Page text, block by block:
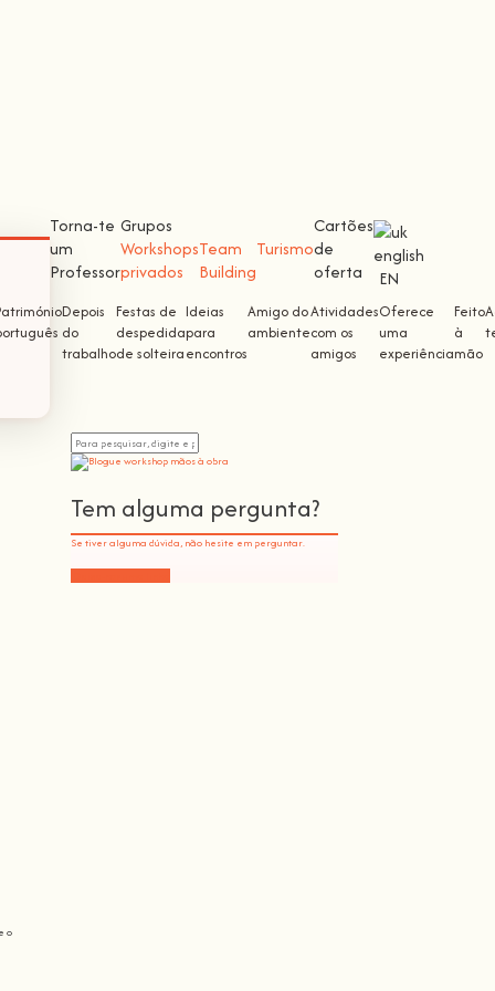
Depois
do
trabalho
Festas de
despedida
de solteira
Ideias
para
encontros
Amigo do
ambiente
Atividades
com os
amigos
Oferece
uma
experiência
Feito
à
mão
Torna-te
um
Professor
Grupos
Workshops
privados
Team
Building
Turismo
Cartões
de
oferta
EN
o
Tem alguma pergunta?
Se tiver alguma dúvida, não hesite em perguntar.